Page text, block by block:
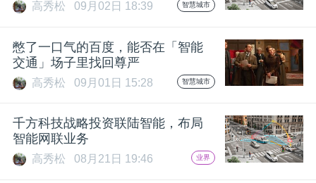
高秀松 09月02日 18:39 智慧城市
憋了一口气的百度，能否在「智能
交通」场子里找回尊严
高秀松 09月01日 15:28 智慧城市
千方科技战略投资联陆智能，布局
智能网联业务
高秀松 08月21日 19:46 业界